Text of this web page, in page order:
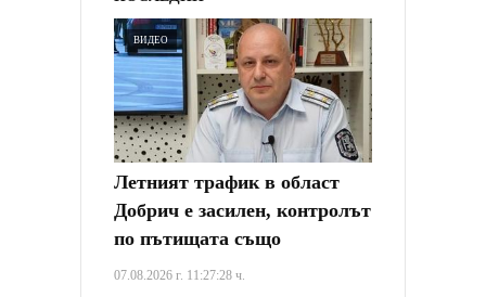
ВИДЕО
Летният трафик в област
Добрич е засилен, контролът
по пътищата също
07.08.2026 г. 11:27:28 ч.